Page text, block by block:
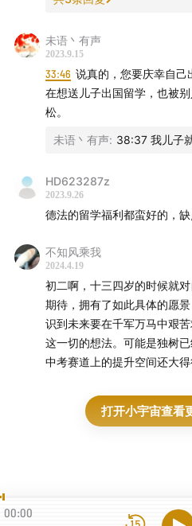
未语丶有声
2023.9.15
33:46 说真的，您要庆幸自己
在想送儿子出国留学，也被
松。
未语丶有声: 38:37 我儿子
HD623287z
2023.9.26
德法的留学福利都蛮好的，
不知风乘我
2024.4.19
初二啊，十三四岁的时候就
期待，拥有了如此具体的愿
识到未来要在千军万马中艰
这一切的想法。可能是独树
中考赛道上的提升空间还大得
打开小宇宙查看
00:00